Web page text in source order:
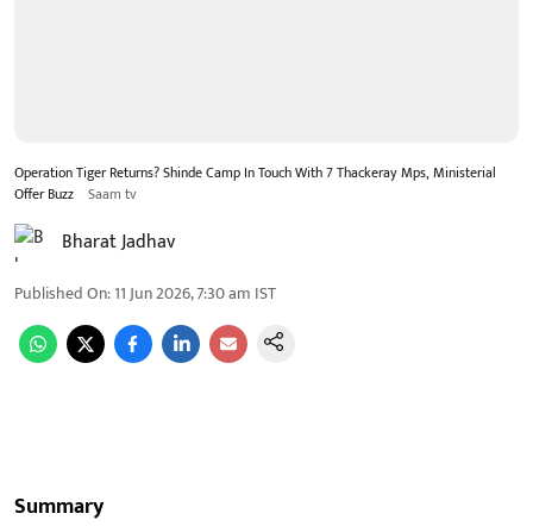
Operation Tiger Returns? Shinde Camp In Touch With 7 Thackeray Mps, Ministerial
Offer Buzz Saam tv
Bharat Jadhav
Published On:11 Jun 2026, 7:30 am IST
Summary